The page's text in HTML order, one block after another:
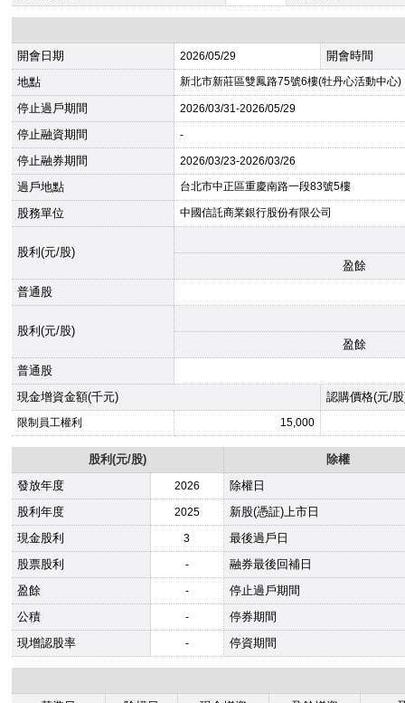
開會日期 2026/05/29
開會時間
地點
新北市新莊區雙鳳路75號6樓(牡丹心活動中心)
停止過戶期間 2026/03/31-2026/05/29
停止融資期間 -
停止融券期間 2026/03/23-2026/03/26
過戶地點 台北市中正區重慶南路一段83號5樓
股務單位 中國信託商業銀行股份有限公司
股利(元/股)
盈餘
普通股
股利(元/股)
盈餘
普通股
現金增資金額(千元)
認購價格(元/
限制員工權利 15,000
股利(元/股)
除權
發放年度
2026
除權日
股利年度
2025
新股(憑証)上市日
現金股利
3
最後過戶日
股票股利
-
融券最後回補日
盈餘
-
停止過戶期間
公積
-
停券期間
現增認股率
- 停資期間